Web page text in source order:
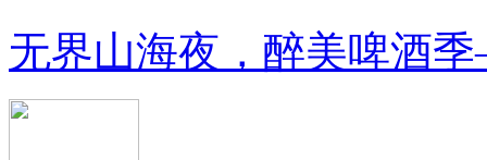
无界山海夜，醉美啤酒